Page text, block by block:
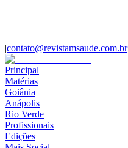
|contato@revistamsaude.com.br
Principal
Matérias
Goiânia
Anápolis
Rio Verde
Profissionais
Edições